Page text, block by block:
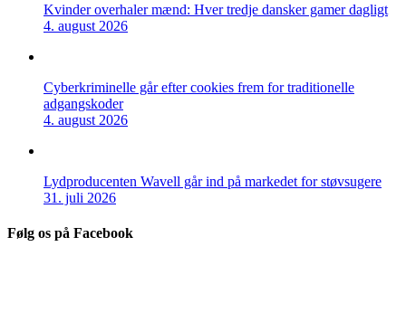
Kvinder overhaler mænd: Hver tredje dansker gamer dagligt
4. august 2026
Cyberkriminelle går efter cookies frem for traditionelle
adgangskoder
4. august 2026
Lydproducenten Wavell går ind på markedet for støvsugere
31. juli 2026
Følg os på Facebook